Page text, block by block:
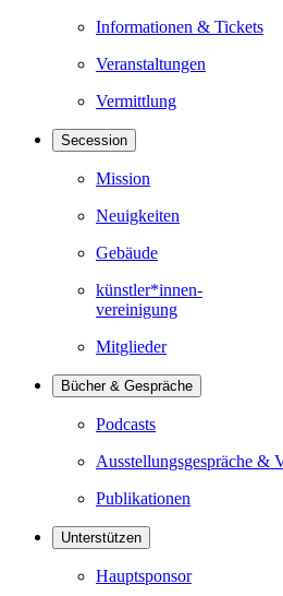
Informationen & Tickets
Veranstaltungen
Vermittlung
Secession
Mission
Neuigkeiten
Gebäude
künstler*innen-
vereinigung
Mitglieder
Bücher & Gespräche
Podcasts
Ausstellungsgespräche &
Publikationen
Unterstützen
Hauptsponsor